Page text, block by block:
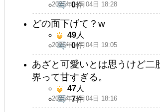
2025年11月04日 18:28
0件
どの面下げて？w
2025年11月04日 19:05
49人
0件
あざと可愛いとは思うけど
界って甘すぎる。
2025年11月04日 18:16
47人
7件